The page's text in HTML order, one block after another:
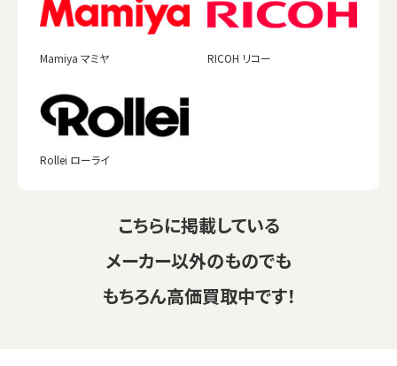
Mamiya マミヤ RICOH リコー
Rollei ローライ
こちらに掲載している
メーカー以外のものでも
もちろん高価買取中です！